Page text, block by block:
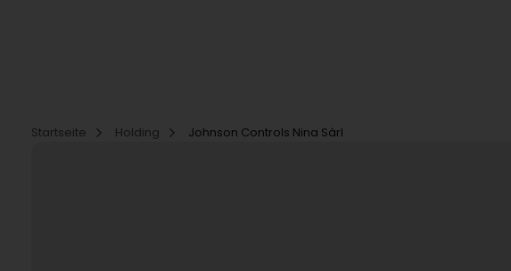
Startseite
Holding Johnson Controls Nina Sàrl